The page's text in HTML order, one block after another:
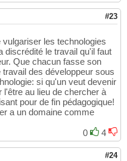
#23
les technologies
discrédité le travail qu'il faut
Que chacun fasse son
des développeur sous
si qu'un veut devenir
au lieu de chercher à
pour de fin pédagogique!
a un domaine comme
0
4
#24